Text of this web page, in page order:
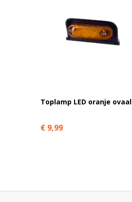
Toplamp LED oranje ovaal
€ 9,99